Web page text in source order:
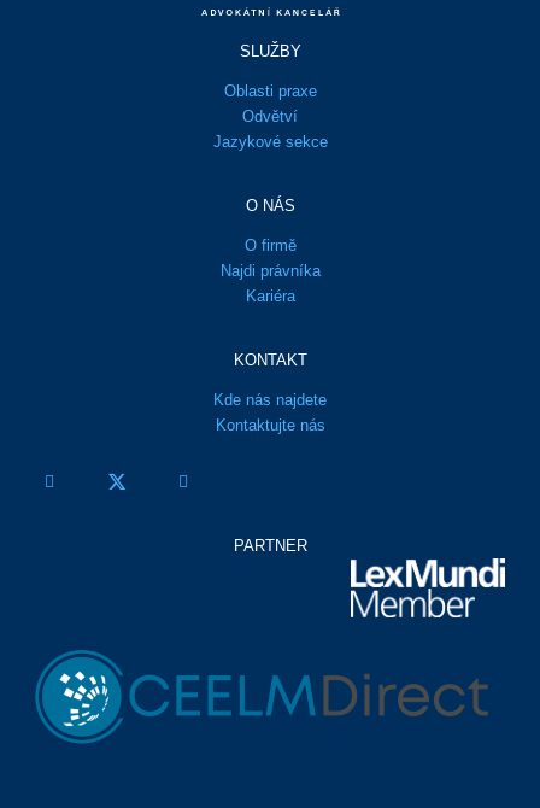
SLUŽBY
Oblasti praxe
Odvětví
Jazykové sekce
O NÁS
O firmě
Najdi právníka
Kariéra
KONTAKT
Kde nás najdete
Kontaktujte nás
PARTNER